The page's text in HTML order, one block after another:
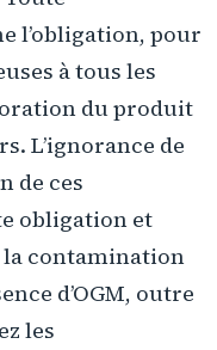
l’obligation, pour
à tous les
du produit
L’ignorance de
de ces
obligation et
la contamination
d’OGM, outre
les